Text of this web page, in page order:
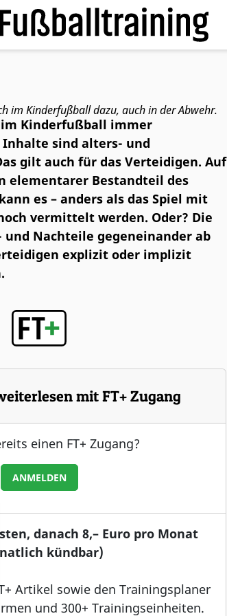
im Kinderfußball dazu, auch in der Abwehr.
Kinderfußball immer
sind alters- und
gilt auch für das Verteidigen. Auf
elementarer Bestandteil des
es – anders als das Spiel mit
vermittelt werden. Oder? Die
und Nachteile gegeneinander ab
explizit oder implizit
mit FT+ Zugang
einen FT+ Zugang?
ANMELDEN
danach 8,– Euro pro Monat
kündbar)
Artikel sowie den Trainingsplaner
und 300+ Trainingseinheiten.